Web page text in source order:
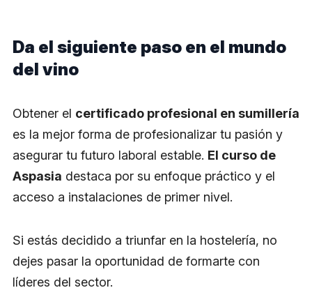
Da el siguiente paso en el mundo
del vino
Obtener el certificado profesional en sumillería
es la mejor forma de profesionalizar tu pasión y
asegurar tu futuro laboral estable. El curso de
Aspasia destaca por su enfoque práctico y el
acceso a instalaciones de primer nivel.
Si estás decidido a triunfar en la hostelería, no
dejes pasar la oportunidad de formarte con
líderes del sector.